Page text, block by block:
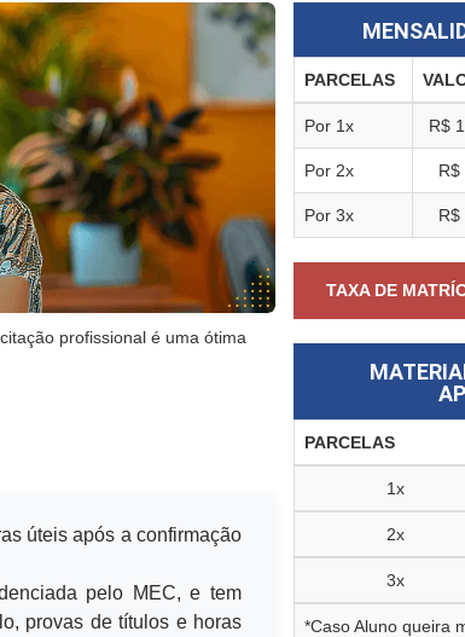
profissional é uma ótima
úteis após a confirmação
pelo MEC, e tem
provas de títulos e horas
PARCELAS
Por 1x R$
Por 2x R$
Por 3x R$
TAXA DE
PARCELAS
1x
2x
3x
*Caso Aluno queira